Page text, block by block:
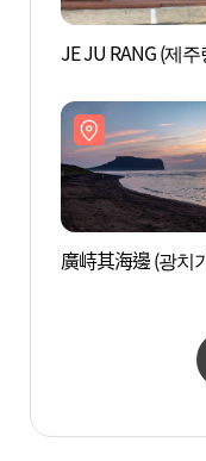
JE JU RANG (제주
廣峙其海邊 (광치